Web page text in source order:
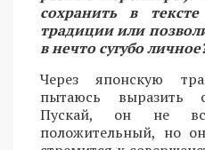
сохранить в
традиции или
в нечто сугубо
Через японскую
пытаюсь выразить
Пускай, он не
положительный, но